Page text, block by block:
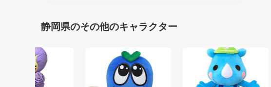
静岡県のその他のキャラクター